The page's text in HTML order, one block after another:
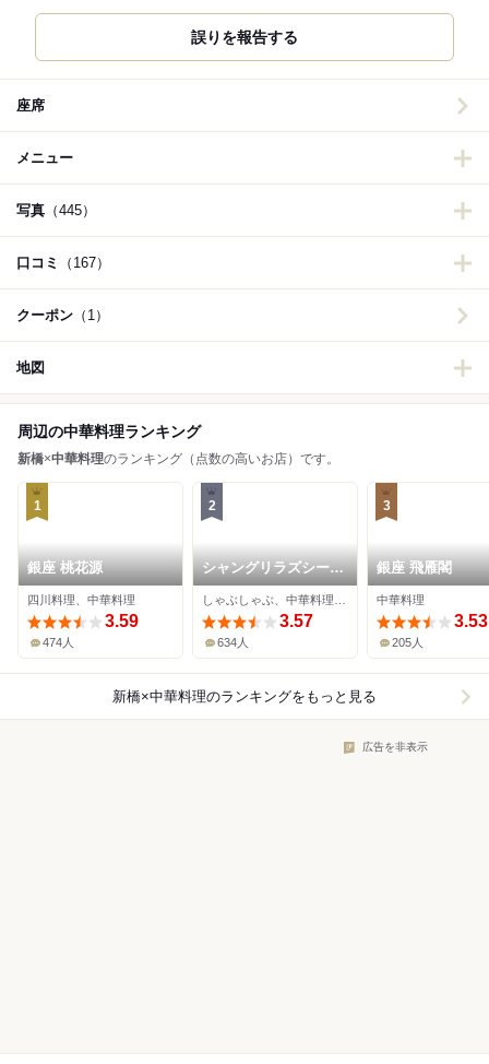
誤りを報告する
座席
メニュー
写真 （445）
口コミ （167）
クーポン （1）
地図
周辺の中華料理ランキング
新橋×中華料理のランキング（点数の高いお店）です。
1
銀座 桃花源
四川料理、中華料理
3.59
474人
2
シャングリラズシーク
レット 銀座店
3.57
634人
3
銀座 飛雁閣
中華料理
3.53
205人
新橋×中華料理のランキングをもっと見る
広告を非表示